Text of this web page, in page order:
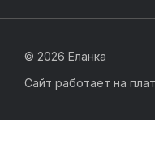
© 2026 Еланка
Сайт работает на